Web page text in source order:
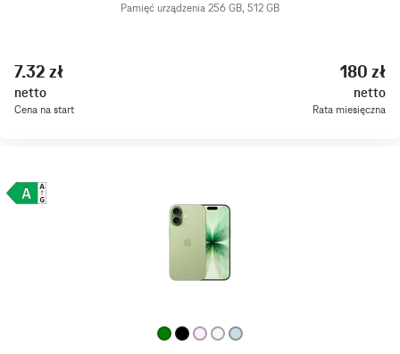
Pamięć urządzenia 256 GB, 512 GB
7.32 zł
netto
Cena na start
180 zł
netto
Rata miesięczna